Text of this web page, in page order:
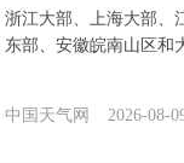
浙江大部、上海大部、
东部、安徽皖南山区和
中国天气网 2026-08-